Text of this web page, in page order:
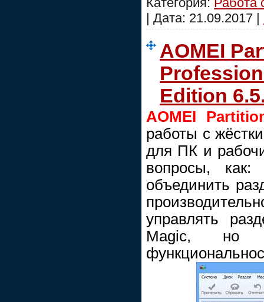
| Дата: 21.09.2017 |
AOMEI
Edition
AOMEI
работы с
для ПК и
вопросы, как:
объединить
управлять
Magic, но